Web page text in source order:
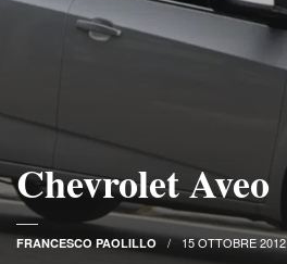
Chevrolet Aveo
FRANCESCO PAOLILLO 15 OTTOBRE 2012